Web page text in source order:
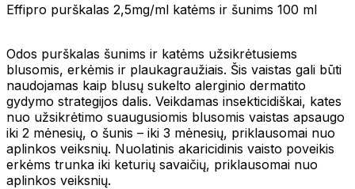
Effipro purškalas 2,5mg/ml katėms ir šunims 100 ml
Odos purškalas šunims ir katėms užsikrėtusiems
blusomis, erkėmis ir plaukagraužiais. Šis vaistas gali būti
naudojamas kaip blusų sukelto alerginio dermatito
gydymo strategijos dalis. Veikdamas insekticidiškai, kates
nuo užsikrėtimo suaugusiomis blusomis vaistas apsaugo
iki 2 mėnesių, o šunis – iki 3 mėnesių, priklausomai nuo
aplinkos veiksnių. Nuolatinis akaricidinis vaisto poveikis
erkėms trunka iki keturių savaičių, priklausomai nuo
aplinkos veiksnių.